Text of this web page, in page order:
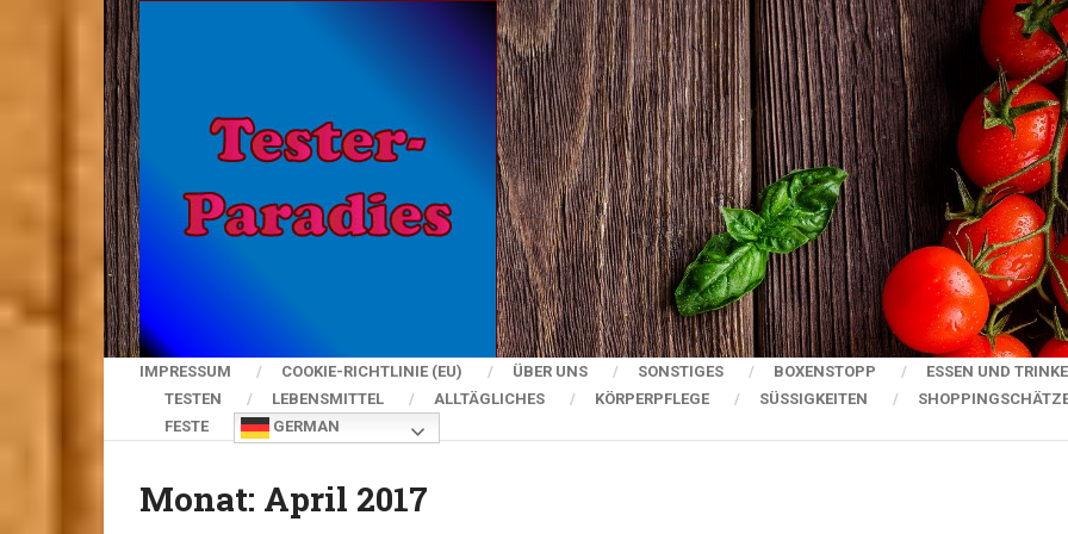
IMPRESSUM COOKIE-RICHTLINIE (EU) ÜBER UNS SONSTIGES BOXENSTOPP
ESSEN UND
TESTEN
LEBENSMITTEL ALLTÄGLICHES KÖRPERPFLEGE SÜSSIGKEITEN
FESTE
GERMAN
Monat: April 2017